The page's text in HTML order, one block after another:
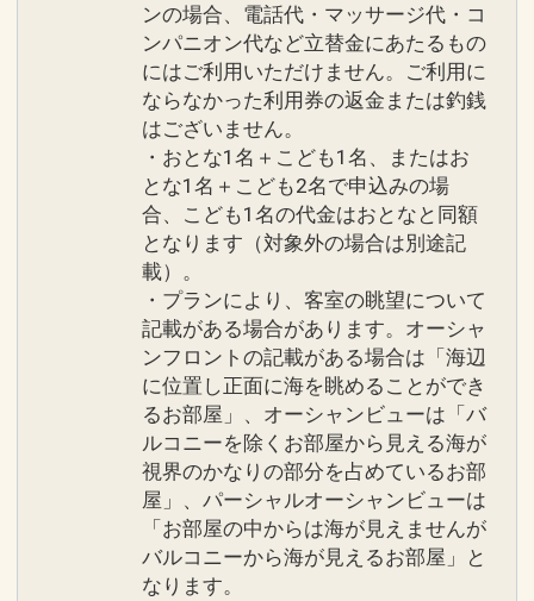
ンの場合、電話代・マッサージ代・コ
ンパニオン代など立替金にあたるもの
にはご利用いただけません。ご利用に
ならなかった利用券の返金または釣銭
はございません。
・おとな1名＋こども1名、またはお
とな1名＋こども2名で申込みの場
合、こども1名の代金はおとなと同額
となります（対象外の場合は別途記
載）。
・プランにより、客室の眺望について
記載がある場合があります。オーシャ
ンフロントの記載がある場合は「海辺
に位置し正面に海を眺めることができ
るお部屋」、オーシャンビューは「バ
ルコニーを除くお部屋から見える海が
視界のかなりの部分を占めているお部
屋」、パーシャルオーシャンビューは
「お部屋の中からは海が見えませんが
バルコニーから海が見えるお部屋」と
なります。